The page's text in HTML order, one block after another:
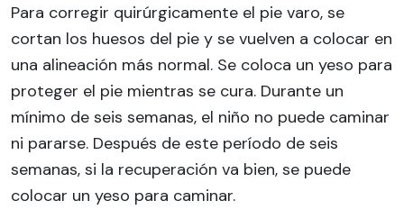
Para corregir quirúrgicamente el pie varo, se
cortan los huesos del pie y se vuelven a colocar en
una alineación más normal. Se coloca un yeso para
proteger el pie mientras se cura. Durante un
mínimo de seis semanas, el niño no puede caminar
ni pararse. Después de este período de seis
semanas, si la recuperación va bien, se puede
colocar un yeso para caminar.